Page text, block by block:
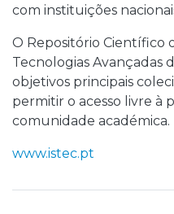
com instituições
O Repositório Científico
Tecnologias Avançadas
objetivos principais
permitir o acesso livre à
comunidade académica.
www.istec.pt